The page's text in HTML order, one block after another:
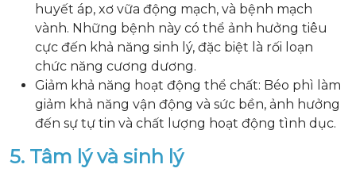
huyết áp, xơ vữa động mạch, và bệnh mạch
vành. Những bệnh này có thể ảnh hưởng tiêu
cực đến khả năng sinh lý, đặc biệt là rối loạn
chức năng cương dương.
Giảm khả năng hoạt động thể chất: Béo phì làm
giảm khả năng vận động và sức bền, ảnh hưởng
đến sự tự tin và chất lượng hoạt động tình dục.
5. Tâm lý và sinh lý